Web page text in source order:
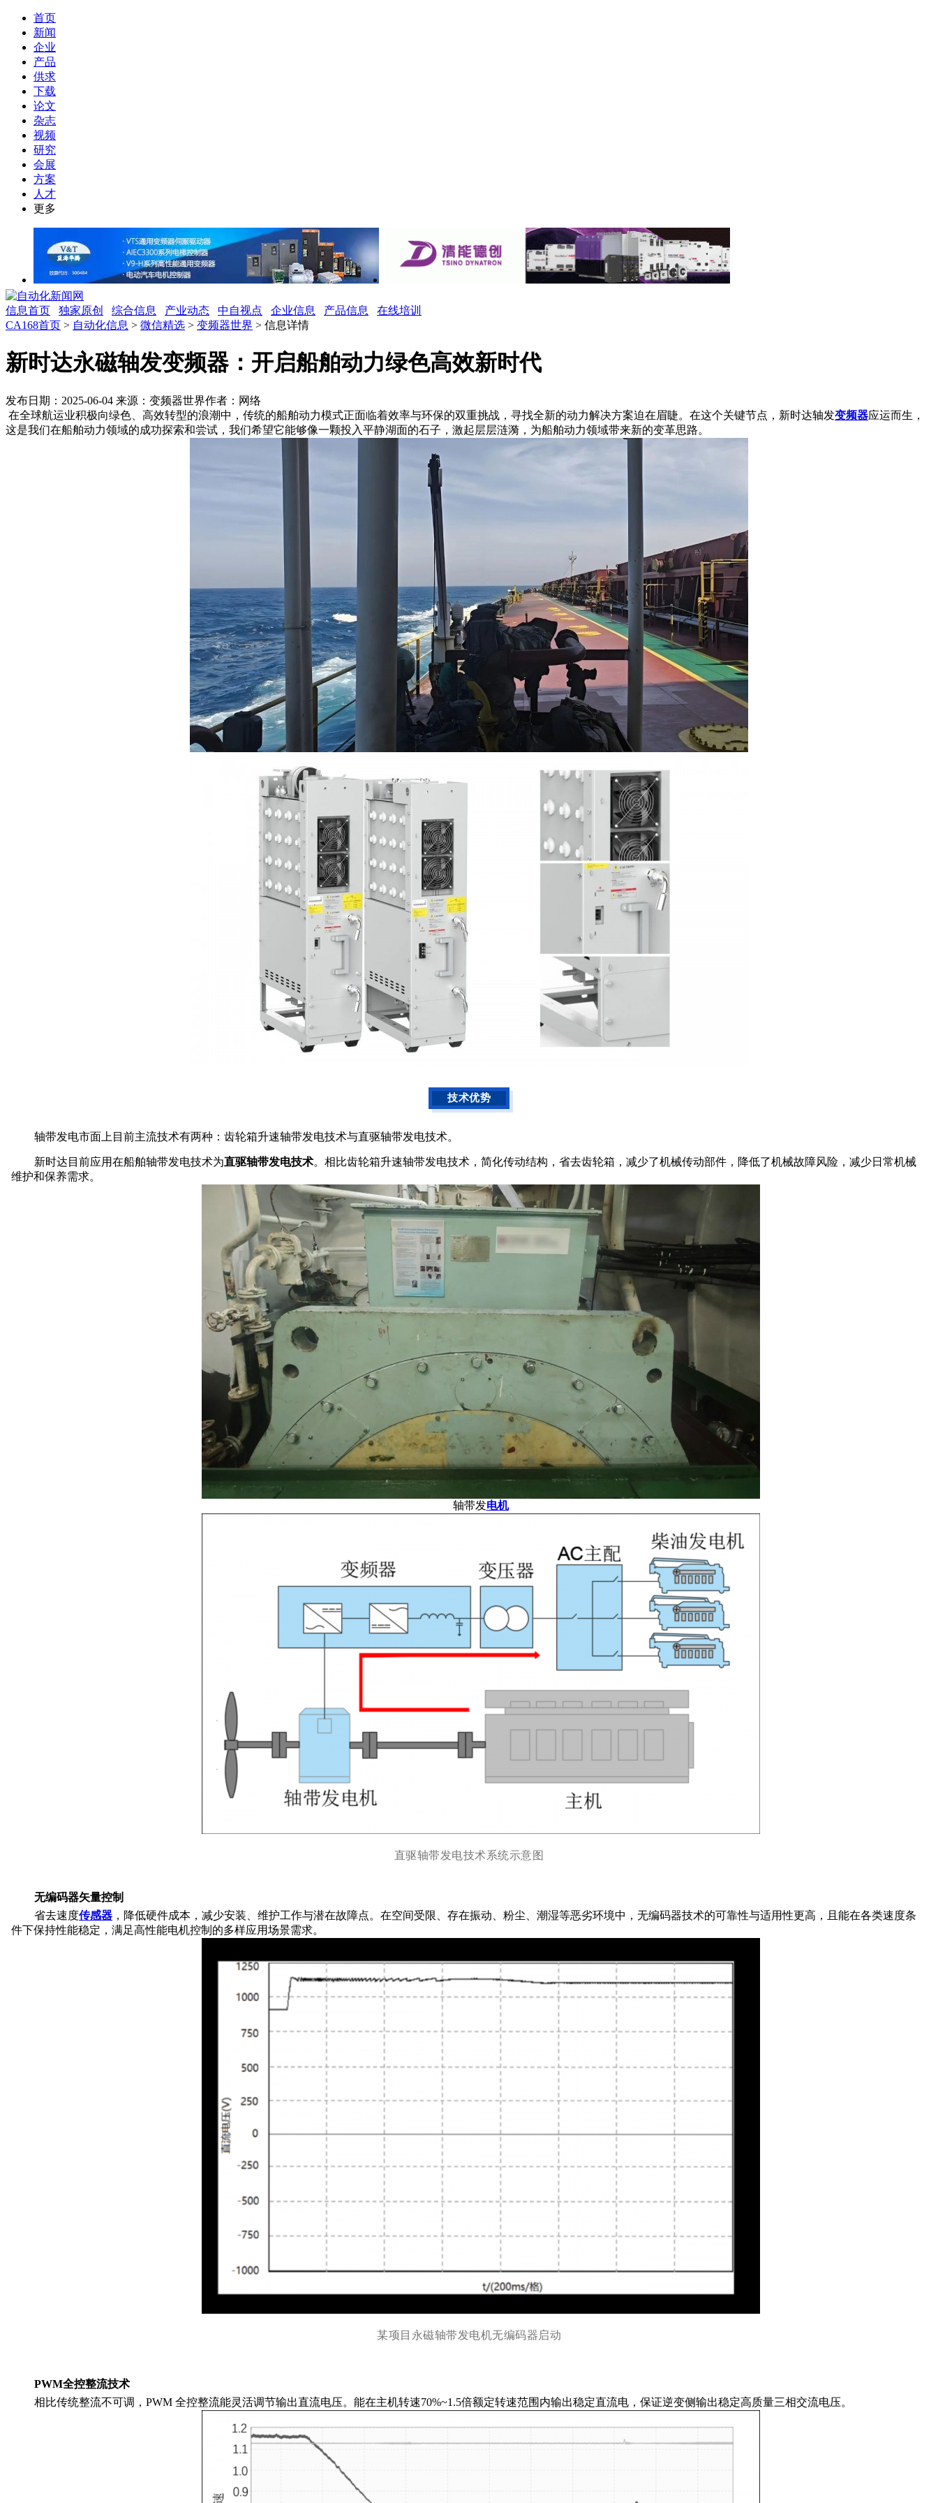
首页
新闻
企业
产品
供求
下载
论文
杂志
视频
研究
会展
方案
人才
更多
信息首页 独家原创 综合信息 产业动态 中自视点 企业信息 产品信息
在线培训
CA168首页 > 自动化信息 > 微信精选 > 变频器世界 > 信息详情
新时达永磁轴发变频器：开启船舶动力绿色高效新时代
发布日期：2025-06-04 来源：变频器世界作者：网络
在全球航运业积极向绿色、高效转型的浪潮中，传统的船舶动力模式正面临着效率与环保的双重挑战，寻找全新的动力解决方案迫在眉睫。在这个关键节点，新时达轴发变频器应运而生，
这是我们在船舶动力领域的成功探索和尝试，我们希望它能够像一颗投入平静湖面的石子，激起层层涟漪，为船舶动力领域带来新的变革思路。
技术优势
轴带发电市面上目前主流技术有两种：齿轮箱升速轴带发电技术与直驱轴带发电技术。
新时达目前应用在船舶轴带发电技术为直驱轴带发电技术。相比齿轮箱升速轴带发电技术，简化传动结构，省去齿轮箱，减少了机械传动部件，降低了机械故障风险，减少日常机械
维护和保养需求。
轴带发电机
直驱轴带发电技术系统示意图
无编码器矢量控制
省去速度传感器 ，降低硬件成本，减少安装、维护工作与潜在故障点。在空间受限、存在振动、粉尘、潮湿等恶劣环境中，无编码器技术的可靠性与适用性更高，且能在各类速度条
件下保持性能稳定，满足高性能电机控制的多样应用场景需求。
某项目永磁轴带发电机无编码器启动
PWM全控整流技术
相比传统整流不可调，PWM 全控整流能灵活调节输出直流电压。能在主机转速70%~1.5倍额定转速范围内输出稳定直流电，保证逆变侧输出稳定高质量三相交流电压。